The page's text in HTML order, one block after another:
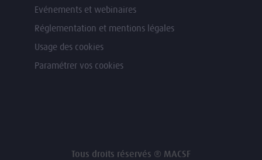
Evénements et webinaires
Réglementation et mentions légales
Usage des cookies
Paramétrer vos cookies
Tous droits réservés ® MACSF